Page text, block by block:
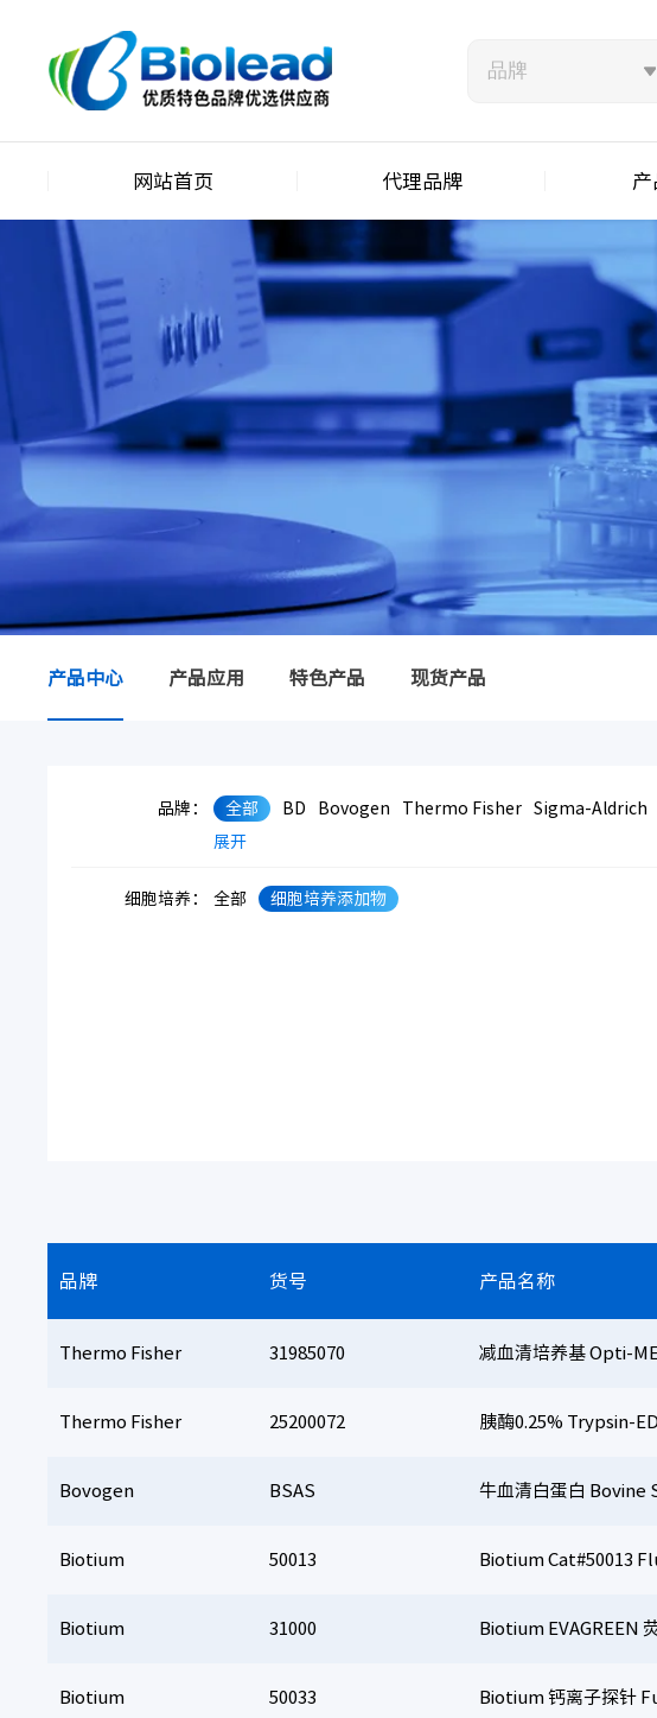
网站首页 代理品牌 产
产品中心 产品应用 特色产品 现货产品
品牌： 全部 BD Bovogen Thermo Fisher Sigma-Aldrich
展开
细胞培养： 全部 细胞培养添加物
品牌 货号 产品名称
Thermo Fisher 31985070 减血清培养基 Opti-
Thermo Fisher 25200072 胰酶0.25% Trypsin-
Bovogen BSAS 牛血清白蛋白 Bovine
Biotium 50013 Biotium Cat#50013
Biotium 31000 Biotium EVAGREEN
Biotium 50033 Biotium 钙离子探针